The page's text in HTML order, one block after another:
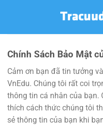
Chính Sách Bảo Mật
Cảm ơn bạn đã tin tưởng
VnEdu. Chúng tôi rất coi
thông tin cá nhân của bạn.
thích cách thức chúng tôi
sẻ thông tin của bạn khi